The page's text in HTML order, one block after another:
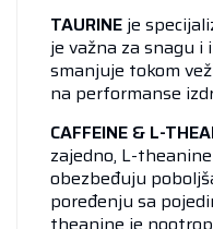
TAURINE je
je važna za snagu
smanjuje tokom
na performanse
CAFFEINE & L-
zajedno, L-
obezbeđuju
poređenju sa
theanine je